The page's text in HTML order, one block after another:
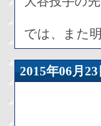
では、また
2015年06